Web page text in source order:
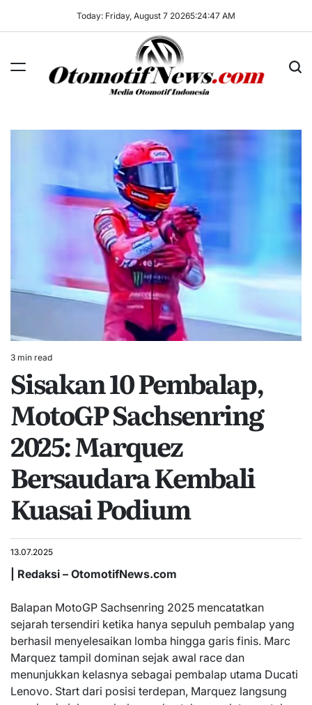
Today: Friday, August 7 20265:24:48 AM
Estimated
read
time
3 min read
Sisakan 10 Pembalap,
MotoGP Sachsenring
2025: Marquez
Bersaudara Kembali
Kuasai Podium
13.07.2025
| Redaksi – OtomotifNews.com
Balapan MotoGP Sachsenring 2025 mencatatkan
sejarah tersendiri ketika hanya sepuluh pembalap yang
berhasil menyelesaikan lomba hingga garis finis. Marc
Marquez tampil dominan sejak awal race dan
menunjukkan kelasnya sebagai pembalap utama Ducati
Lenovo. Start dari posisi terdepan, Marquez langsung